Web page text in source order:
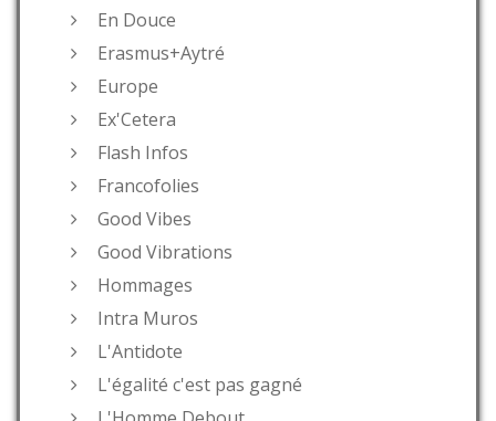
En Douce
Erasmus+Aytré
Europe
Ex'Cetera
Flash Infos
Francofolies
Good Vibes
Good Vibrations
Hommages
Intra Muros
L'Antidote
L'égalité c'est pas gagné